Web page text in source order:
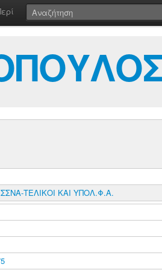
ΤΕΛΙΚΟΙ ΚΑΙ ΥΠΟΛ.Φ.Α.